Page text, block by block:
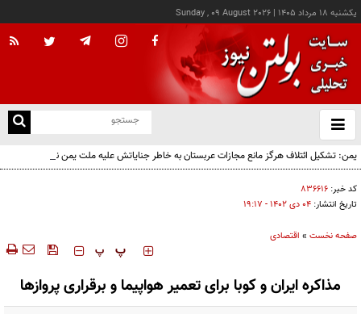
يکشنبه ۱۸ مرداد ۱۴۰۵ |
Sunday , 09 August 2026
باز
و
یمن: تشکیل ائتلاف هرگز مانع مجازات عربستان به خاطر جنایاتش علیه ملت یمن نخواهد شد
کد خبر: ۸۳۶۶۱۶
تاریخ انتشار: ۰۴ دی ۱۴۰۲ - ۱۹:۱۷
صفحه نخست » اقتصادی
‍‍‍ پ پ
مذاکره ایران و کوبا برای تعمیر هواپیما و برقراری پروازها